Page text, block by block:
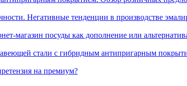
Негативные тенденции в производстве
магазин посуды как дополнение или
стали с гибридным антипригарным
на премиум?